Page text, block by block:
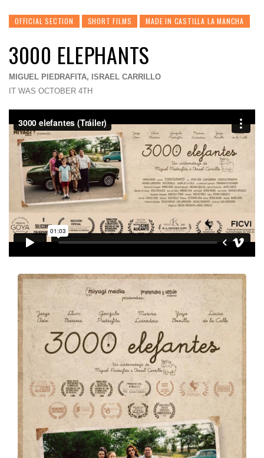
OFFICIAL SECTION SHORT FILMS MADE IN CASTILLA LA MANCHA
3000 ELEPHANTS
MIGUEL PIEDRAFITA, ISRAEL CARRILLO
IT WAS OCTOBER 4TH